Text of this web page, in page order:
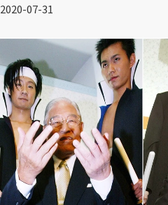
2020-07-31